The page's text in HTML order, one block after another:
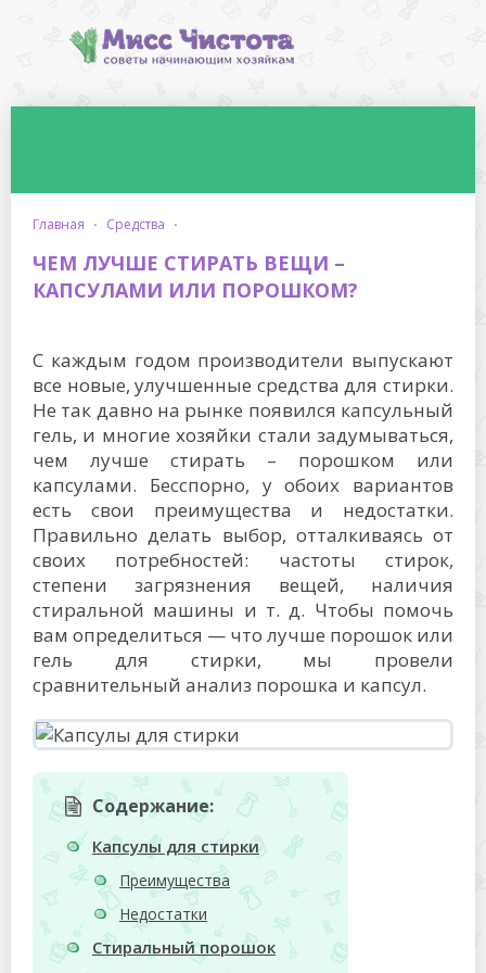
главная · средства ·
ЧЕМ ЛУЧШЕ СТИРАТЬ ВЕЩИ –
КАПСУЛАМИ ИЛИ ПОРОШКОМ?
С каждым годом производители выпускают
все новые, улучшенные средства для стирки.
Не так давно на рынке появился капсульный
гель, и многие хозяйки стали задумываться,
чем лучше стирать – порошком или
капсулами. Бесспорно, у обоих вариантов
есть свои преимущества и недостатки.
Правильно делать выбор, отталкиваясь от
своих потребностей: частоты стирок,
степени загрязнения вещей, наличия
стиральной машины и т. д. Чтобы помочь
вам определиться — что лучше порошок или
гель для стирки, мы провели
сравнительный анализ порошка и капсул.
Содержание:
Капсулы для стирки
Преимущества
Недостатки
Стиральный порошок